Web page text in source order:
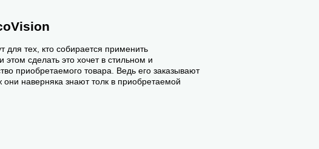
для тех, кто собирается применить
сделать это хочет в стильном и
приобретаемого товара. Ведь его заказывают
наверняка знают толк в приобретаемой